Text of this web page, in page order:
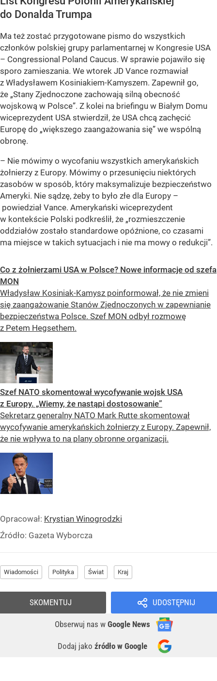
do Donalda Trumpa
Ma też zostać przygotowane pismo do wszystkich
członków polskiej grupy parlamentarnej w Kongresie USA
– Congressional Poland Caucus. W sprawie pojawiło się
sporo zamieszania. We wtorek JD Vance rozmawiał
z Władysławem Kosiniakiem-Kamyszem. Zapewnił go,
że „Stany Zjednoczone zachowają silną obecność
wojskową w Polsce”. Z kolei na briefingu w Białym Domu
wiceprezydent USA stwierdził, że USA chcą zachęcić
Europę do „większego zaangażowania się” we wspólną
obronę.
– Nie mówimy o wycofaniu wszystkich amerykańskich
żołnierzy z Europy. Mówimy o przesunięciu niektórych
zasobów w sposób, który maksymalizuje bezpieczeństwo
Ameryki. Nie sądzę, żeby to było złe dla Europy –
powiedział Vance. Amerykański wiceprezydent
w kontekście Polski podkreślił, że „rozmieszczenie
oddziałów zostało standardowe opóźnione, co czasami
ma miejsce w takich sytuacjach i nie ma mowy o redukcji”.
Co z żołnierzami USA w Polsce? Nowe informacje od szefa
MON
Władysław Kosiniak-Kamysz poinformował, że nie zmieni
się zaangażowanie Stanów Zjednoczonych w zapewnianie
bezpieczeństwa Polsce. Szef MON odbył rozmowę
z Petem Hegsethem.
Szef NATO skomentował wycofywanie wojsk USA
z Europy. „Wiemy, że nastąpi dostosowanie”
Sekretarz generalny NATO Mark Rutte skomentował
wycofywanie amerykańskich żołnierzy z Europy. Zapewnił,
że nie wpływa to na plany obronne organizacji.
Opracował: Krystian Winogrodzki
Źródło: Gazeta Wyborcza
Wiadomości Polityka Świat Kraj
UDOSTĘPNIJ
Obserwuj nas w Google News
Dodaj jako źródło w Google
SKOMENTUJ